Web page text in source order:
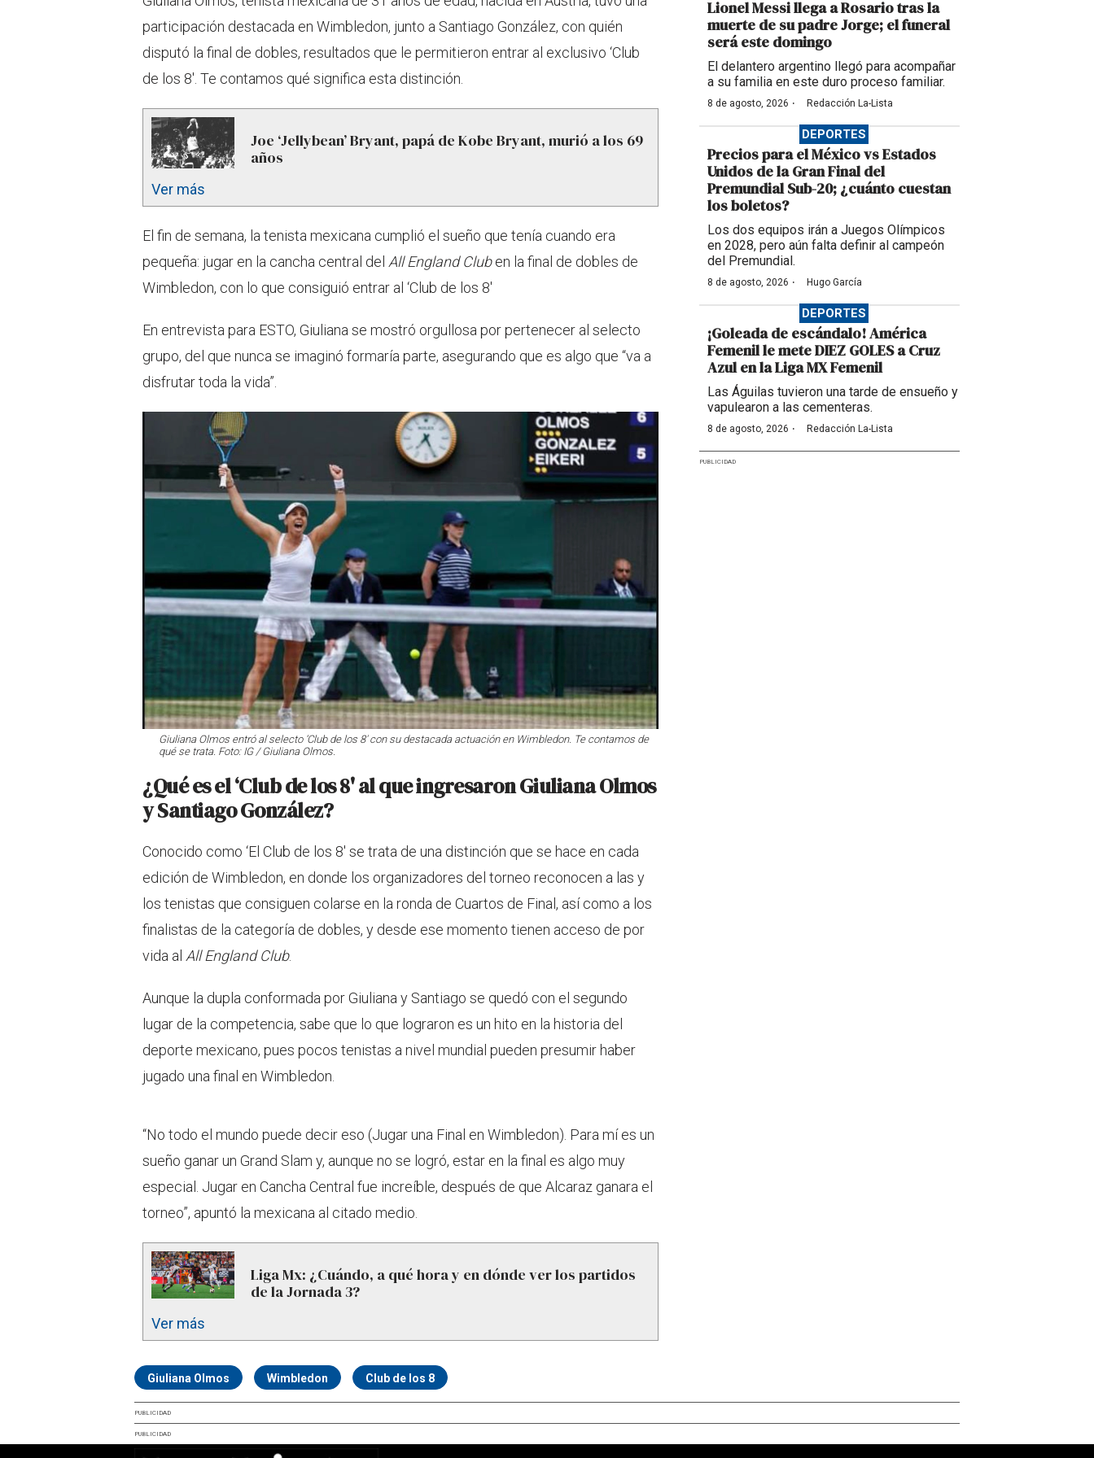
participación destacada en Wimbledon, junto a Santiago González, con quién
disputó la final de dobles, resultados que le permitieron entrar al exclusivo ‘Club
de los 8'. Te contamos qué significa esta distinción.
Joe ‘Jellybean’ Bryant, papá de Kobe Bryant, murió a los 69
años
Ver más
El fin de semana, la tenista mexicana cumplió el sueño que tenía cuando era
pequeña: jugar en la cancha central del All England Cluben la final de dobles de
Wimbledon, con lo que consiguió entrar al ‘Club de los 8'
En entrevista para ESTO, Giuliana se mostró orgullosa por pertenecer al selecto
grupo, del que nunca se imaginó formaría parte, asegurando que es algo que “va a
disfrutar toda la vida”.
Giuliana Olmos entró al selecto ‘Club de los 8' con su destacada actuación en Wimbledon. Te contamos de
qué se trata. Foto: IG / Giuliana Olmos.
¿Qué es el ‘Club de los 8' al que ingresaron Giuliana Olmos
y Santiago González?
Conocido como ‘El Club de los 8' se trata de una distinción que se hace en cada
edición de Wimbledon, en donde los organizadores del torneo reconocen a las y
los tenistas que consiguen colarse en la ronda de Cuartos de Final, así como a los
finalistas de la categoría de dobles, y desde ese momento tienen acceso de por
vida al All England Club.
Aunque la dupla conformada por Giuliana y Santiago se quedó con el segundo
lugar de la competencia, sabe que lo que lograron es un hito en la historia del
deporte mexicano, pues pocos tenistas a nivel mundial pueden presumir haber
jugado una final en Wimbledon.
“No todo el mundo puede decir eso (Jugar una Final en Wimbledon). Para mí es un
sueño ganar un Grand Slam y, aunque no se logró, estar en la final es algo muy
especial. Jugar en Cancha Central fue increíble, después de que Alcaraz ganara el
torneo”, apuntó la mexicana al citado medio.
Liga Mx: ¿Cuándo, a qué hora y en dónde ver los partidos
de la Jornada 3?
Ver más
Giuliana Olmos Wimbledon Club de los 8
Lionel Messi llega a Rosario tras la
muerte de su padre Jorge; el funeral
será este domingo
El delantero argentino llegó para acompañar
a su familia en este duro proceso familiar.
8 de agosto, 2026 · Redacción La-Lista
DEPORTES
Precios para el México vs Estados
Unidos de la Gran Final del
Premundial Sub-20; ¿cuánto cuestan
los boletos?
Los dos equipos irán a Juegos Olímpicos
en 2028, pero aún falta definir al campeón
del Premundial.
8 de agosto, 2026 · Hugo García
DEPORTES
¡Goleada de escándalo! América
Femenil le mete DIEZ GOLES a Cruz
Azul en la Liga MX Femenil
Las Águilas tuvieron una tarde de ensueño y
vapulearon a las cementeras.
8 de agosto, 2026 · Redacción La-Lista
PUBLICIDAD
PUBLICIDAD
PUBLICIDAD